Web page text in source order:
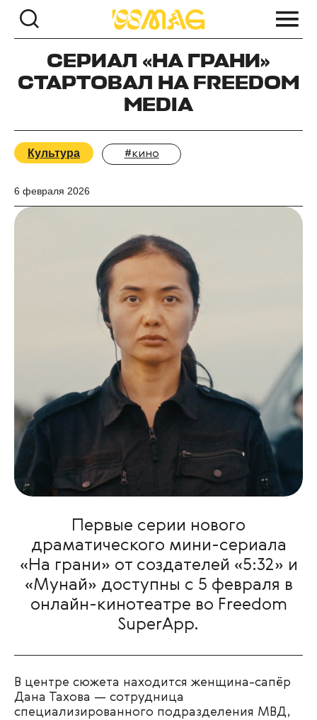
СЕРИАЛ «НА ГРАНИ»
СТАРТОВАЛ НА FREEDOM
MEDIA
Культура #кино
6 февраля 2026
Первые серии нового
драматического мини-сериала
«На грани» от создателей «5:32» и
«Мунай» доступны с 5 февраля в
онлайн-кинотеатре во Freedom
SuperApp.
В центре сюжета находится женщина-сапёр
Дана Тахова — сотрудница
специализированного подразделения МВД,